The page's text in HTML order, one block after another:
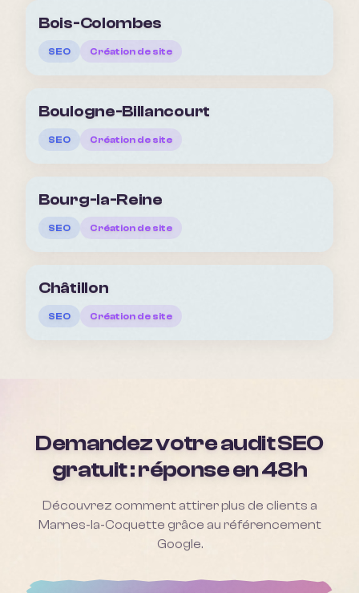
Bois-Colombes
SEO Création de site
Boulogne-Billancourt
SEO Création de site
Bourg-la-Reine
SEO Création de site
Châtillon
SEO Création de site
Demandez votre audit SEO
gratuit : réponse en 48h
Découvrez comment attirer plus de clients a
Marnes-la-Coquette grâce au référencement
Google.